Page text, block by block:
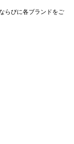
らびに各ブランドをご